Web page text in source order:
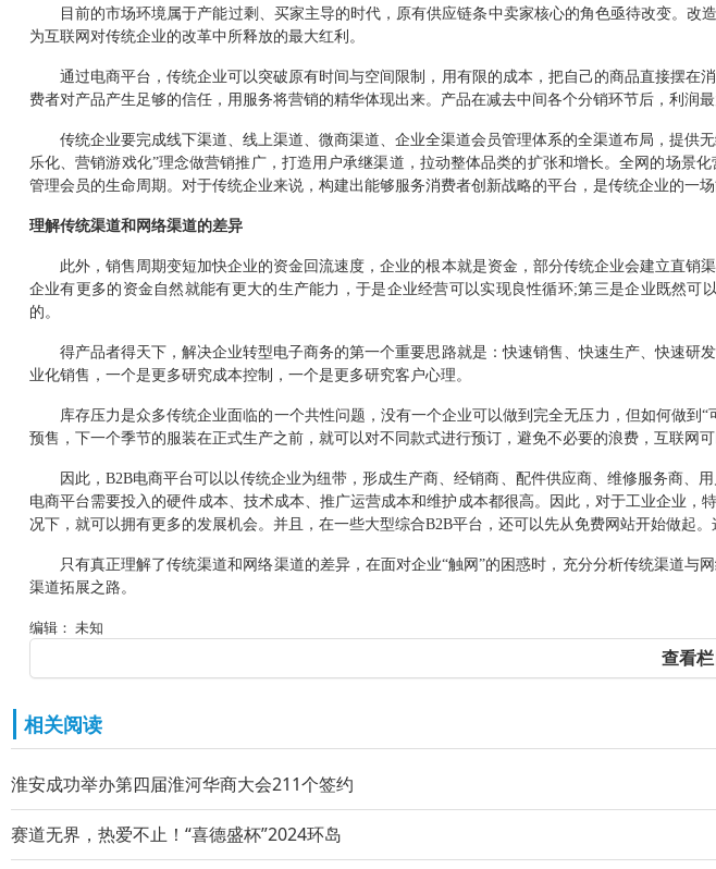
目前的市场环境属于产能过剩、买家主导的时代，原有供应链条中卖家核心的角色亟待改变。
为互联网对传统企业的改革中所释放的最大红利。
通过电商平台，传统企业可以突破原有时间与空间限制，用有限的成本，把自己的商品直接摆在
费者对产品产生足够的信任，用服务将营销的精华体现出来。产品在减去中间各个分销环节后，利润
传统企业要完成线下渠道、线上渠道、微商渠道、企业全渠道会员管理体系的全渠道布局，提供
乐化、营销游戏化”理念做营销推广，打造用户承继渠道，拉动整体品类的扩张和增长。全网的场景
管理会员的生命周期。对于传统企业来说，构建出能够服务消费者创新战略的平台，是传统企业的一
理解传统渠道和网络渠道的差异
此外，销售周期变短加快企业的资金回流速度，企业的根本就是资金，部分传统企业会建立直销
企业有更多的资金自然就能有更大的生产能力，于是企业经营可以实现良性循环;第三是企业既然可
的。
得产品者得天下，解决企业转型电子商务的第一个重要思路就是：快速销售、快速生产、快速
业化销售，一个是更多研究成本控制，一个是更多研究客户心理。
库存压力是众多传统企业面临的一个共性问题，没有一个企业可以做到完全无压力，但如何做到 “
预售，下一个季节的服装在正式生产之前，就可以对不同款式进行预订，避免不必要的浪费，互联网
因此，B2B电商平台可以以传统企业为纽带，形成生产商、经销商、配件供应商、维修服务商、
电商平台需要投入的硬件成本、技术成本、推广运营成本和维护成本都很高。因此，对于工业企业，
况下，就可以拥有更多的发展机会。并且，在一些大型综合B2B平台，还可以先从免费网站开始做起。
只有真正理解了传统渠道和网络渠道的差异，在面对企业“触网”的困惑时，充分分析传统渠道与
渠道拓展之路。
编辑： 未知
查看
相关阅读
淮安成功举办第四届淮河华商大会211个签约
赛道无界，热爱不止！“喜德盛杯”2024环岛